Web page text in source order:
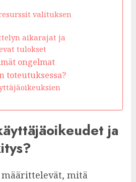
valituksen
aikarajat ja
tulokset
ongelmat
toteutuksessa?
ja
mitä